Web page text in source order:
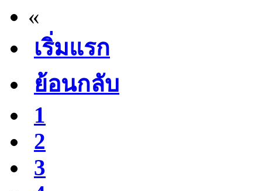
«
เริ่มแรก
ย้อนกลับ
1
2
3